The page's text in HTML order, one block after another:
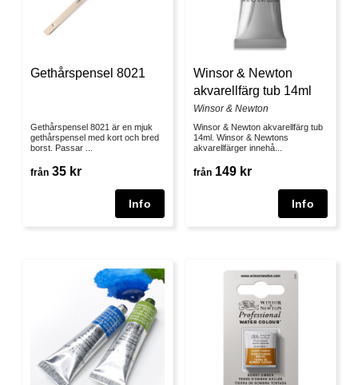
Gethårspensel 8021
Gethårspensel 8021 är en mjuk
gethårspensel med kort och bred
borst. Passar ...
från 35 kr
Winsor & Newton
akvarellfärg tub 14ml
Winsor & Newton
Winsor & Newton akvarellfärg tub
14ml. Winsor & Newtons
akvarellfärger innehå...
från 149 kr